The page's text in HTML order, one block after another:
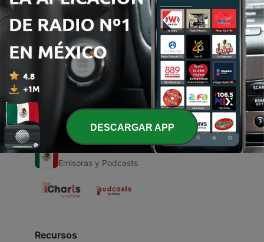
Episodios
2 - 24 Oct 2017
24 oct. 2017
Emisoras y Podcasts
Recursos
DESCARGAR APP